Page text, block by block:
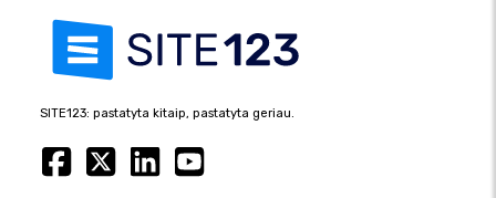
SITE123: pastatyta kitaip, pastatyta geriau.